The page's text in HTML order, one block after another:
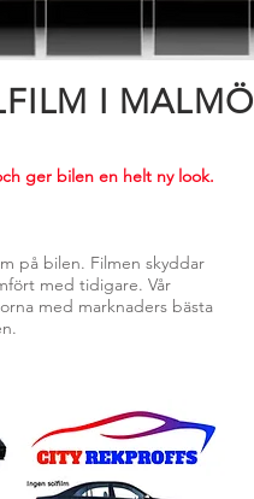
I MALMÖ
ger bilen en helt ny look.
på bilen. Filmen skyddar
med tidigare. Vår
med marknaders bästa